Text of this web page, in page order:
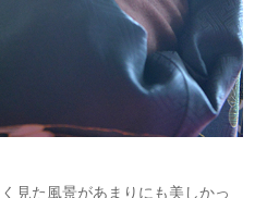
見た風景があまりにも美しかっ